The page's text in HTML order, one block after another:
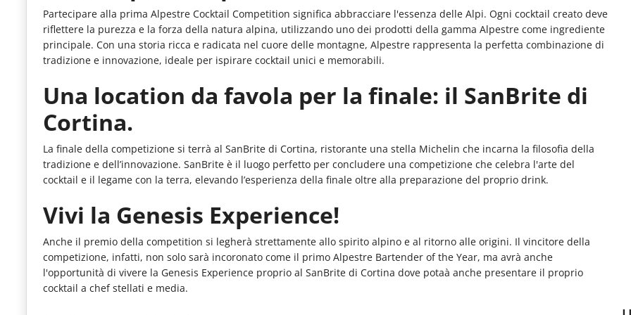
le
novità
del
Horeca.
Partecipare alla prima Alpestre Cocktail Competition significa abbracciare l'essenza delle Alpi. Ogni cocktail creato deve
riflettere la purezza e la forza della natura alpina, utilizzando uno dei prodotti della gamma Alpestre come ingrediente
principale. Con una storia ricca e radicata nel cuore delle montagne, Alpestre rappresenta la perfetta combinazione di
tradizione e innovazione, ideale per ispirare cocktail unici e memorabili.
Una location da favola per la finale: il SanBrite di
Cortina.
La finale della competizione si terrà al SanBrite di Cortina, ristorante una stella Michelin che incarna la filosofia della
tradizione e dell’innovazione. SanBrite è il luogo perfetto per concludere una competizione che celebra l'arte del
cocktail e il legame con la terra, elevando l’esperienza della finale oltre alla preparazione del proprio drink.
Vivi la Genesis Experience!
Anche il premio della competition si legherà strettamente allo spirito alpino e al ritorno alle origini. Il vincitore della
competizione, infatti, non solo sarà incoronato come il primo Alpestre Bartender of the Year, ma avrà anche
l'opportunità di vivere la Genesis Experience proprio al SanBrite di Cortina dove potaà anche presentare il proprio
cocktail a chef stellati e media.